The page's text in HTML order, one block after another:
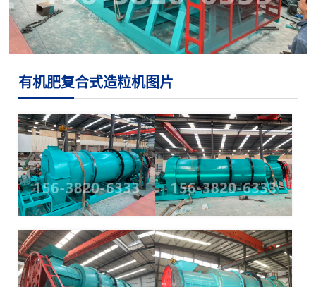
有机肥复合式造粒机图片